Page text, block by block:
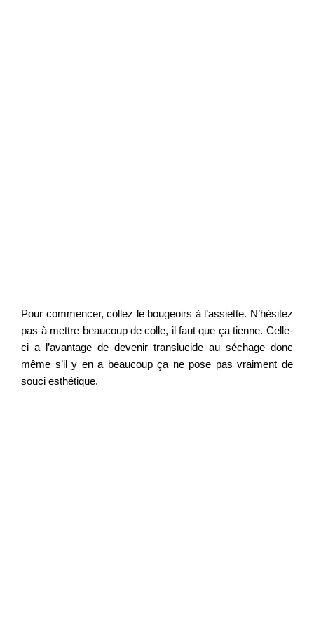
Pour commencer, collez le bougeoirs à l’assiette. N’hésitez
pas à mettre beaucoup de colle, il faut que ça tienne. Celle-
ci a l’avantage de devenir translucide au séchage donc
même s’il y en a beaucoup ça ne pose pas vraiment de
souci esthétique.